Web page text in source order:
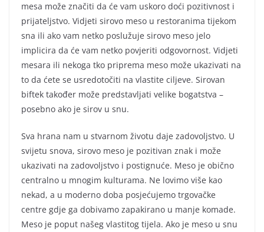
mesa može značiti da će vam uskoro doći pozitivnost i
prijateljstvo. Vidjeti sirovo meso u restoranima tijekom
sna ili ako vam netko poslužuje sirovo meso jelo
implicira da će vam netko povjeriti odgovornost. Vidjeti
mesara ili nekoga tko priprema meso može ukazivati na
to da ćete se usredotočiti na vlastite ciljeve. Sirovan
biftek također može predstavljati velike bogatstva –
posebno ako je sirov u snu.
Sva hrana nam u stvarnom životu daje zadovoljstvo. U
svijetu snova, sirovo meso je pozitivan znak i može
ukazivati na zadovoljstvo i postignuće. Meso je obično
centralno u mnogim kulturama. Ne lovimo više kao
nekad, a u moderno doba posjećujemo trgovačke
centre gdje ga dobivamo zapakirano u manje komade.
Meso je poput našeg vlastitog tijela. Ako je meso u snu